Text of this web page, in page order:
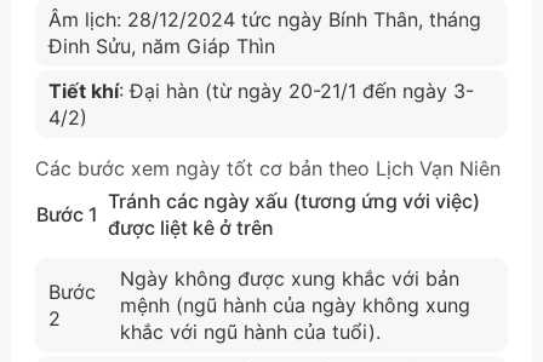
Âm lịch: 28/12/2024 tức ngày Bính Thân, tháng
Đinh Sửu, năm Giáp Thìn
Tiết khí: Đại hàn (từ ngày 20-21/1 đến ngày 3-
4/2)
Các bước xem ngày tốt cơ bản theo Lịch Vạn Niên
Bước 1
Tránh các ngày xấu (tương ứng với việc)
được liệt kê ở trên
Bước
2
Ngày không được xung khắc với bản
mệnh (ngũ hành của ngày không xung
khắc với ngũ hành của tuổi).